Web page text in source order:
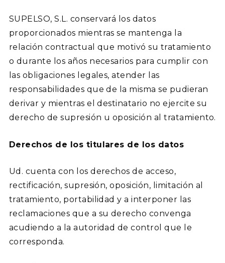
SUPELSO, S.L. conservará los datos
proporcionados mientras se mantenga la
relación contractual que motivó su tratamiento
o durante los años necesarios para cumplir con
las obligaciones legales, atender las
responsabilidades que de la misma se pudieran
derivar y mientras el destinatario no ejercite su
derecho de supresión u oposición al tratamiento.
Derechos de los titulares de los datos
Ud. cuenta con los derechos de acceso,
rectificación, supresión, oposición, limitación al
tratamiento, portabilidad y a interponer las
reclamaciones que a su derecho convenga
acudiendo a la autoridad de control que le
corresponda.